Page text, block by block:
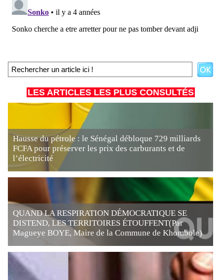
LES ARTICLES LES PLUS CONSULTÉS
Hausse du pétrole : le Sénégal débloque 729 milliards
FCFA pour préserver les prix des carburants et de
l’électricité
QUAND LA RESPIRATION DÉMOCRATIQUE SE
DISTEND, LES TERRITOIRES ÉTOUFFENT(Par
Magueye BOYE, Maire de la Commune de Khombole)